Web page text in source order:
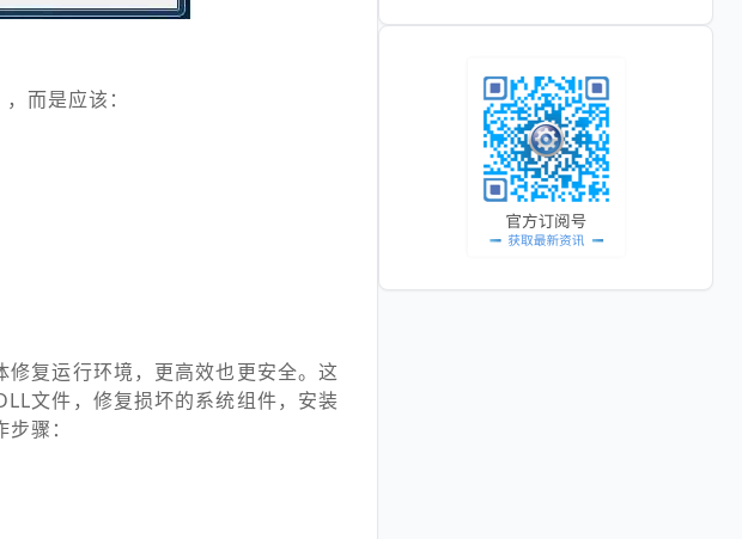
而是应该：
复运行环境，更高效也更安全。这
文件，修复损坏的系统组件，安装
骤：